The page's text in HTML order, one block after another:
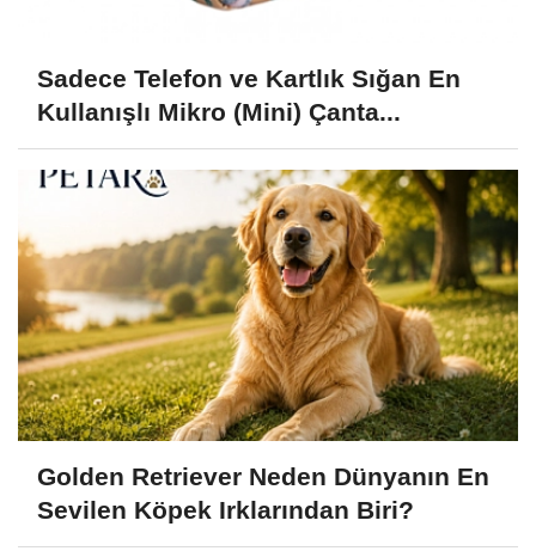
Sadece Telefon ve Kartlık Sığan En
Kullanışlı Mikro (Mini) Çanta...
Golden Retriever Neden Dünyanın En
Sevilen Köpek Irklarından Biri?